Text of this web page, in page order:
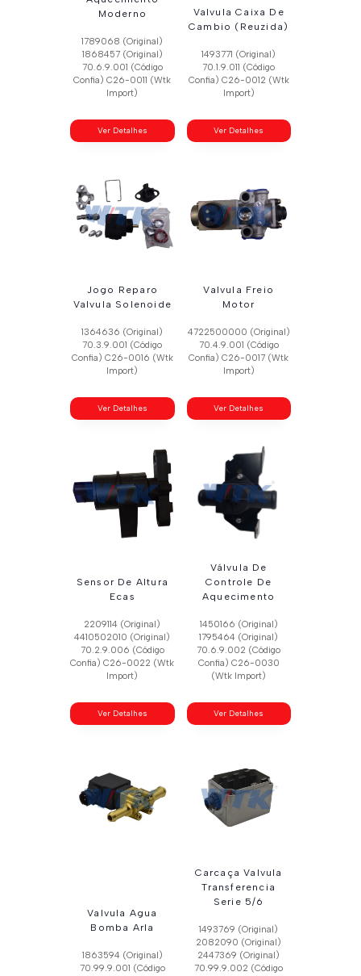
Moderno
1789068 (Original)
1868457 (Original)
70.6.9.001 (Código
Confia) C26-0011 (Wtk
Import)
Ver Detalhes
Valvula Caixa De
Cambio (Reuzida)
1493771 (Original)
70.1.9.011 (Código
Confia) C26-0012 (Wtk
Import)
Ver Detalhes
Jogo Reparo
Valvula Solenoide
1364636 (Original)
70.3.9.001 (Código
Confia) C26-0016 (Wtk
Import)
Ver Detalhes
Valvula Freio
Motor
4722500000 (Original)
70.4.9.001 (Código
Confia) C26-0017 (Wtk
Import)
Ver Detalhes
Sensor De Altura
Ecas
2209114 (Original)
4410502010 (Original)
70.2.9.006 (Código
Confia) C26-0022 (Wtk
Import)
Ver Detalhes
Válvula De
Controle De
Aquecimento
1450166 (Original)
1795464 (Original)
70.6.9.002 (Código
Confia) C26-0030
(Wtk Import)
Ver Detalhes
Valvula Agua
Bomba Arla
1863594 (Original)
70.99.9.001 (Código
Carcaça Valvula
Transferencia
Serie 5/6
1493769 (Original)
2082090 (Original)
2447369 (Original)
70.99.9.002 (Código